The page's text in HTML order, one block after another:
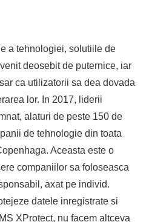
a tehnologiei, solutiile de
deosebit de puternice, iar
ca utilizatorii sa dea dovada
lor. In 2017, liderii
alaturi de peste 150 de
de tehnologie din toata
Aceasta este o
companiilor sa foloseasca
axat pe individ.
datele inregistrate si
XProtect, nu facem altceva